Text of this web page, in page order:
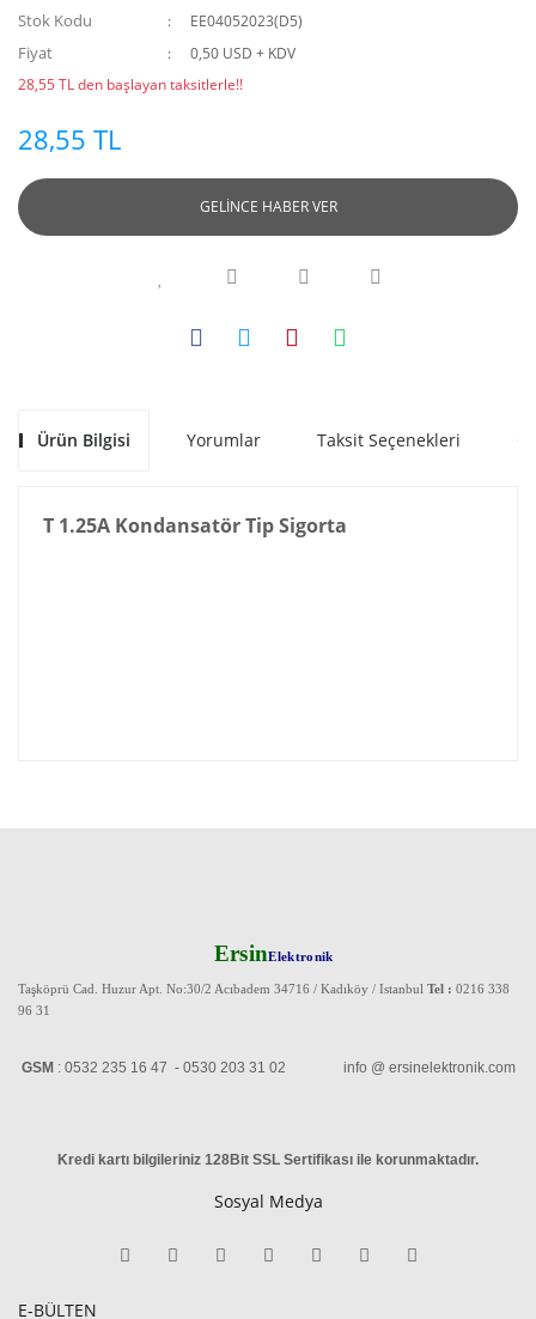
Stok Kodu EE04052023(D5)
Fiyat
0,50 USD + KDV
28,55 TL den başlayan taksitlerle!!
28,55 TL
GELİNCE HABER VER
Ürün Bilgisi Yorumlar Taksit Seçenekleri
T 1.25A Kondansatör Tip Sigorta
ErsinElektronik
Taşköprü Cad. Huzur Apt. No:30/2 Acıbadem 34716 / Kadıköy / Istanbul Tel : 0216 338
96 31
GSM : 0532 235 16 47 - 0530 203 31 02 info @ ersinelektronik.com
Kredi kartı bilgileriniz 128Bit SSL Sertifikası ile korunmaktadır.
Sosyal Medya
E-BÜLTEN